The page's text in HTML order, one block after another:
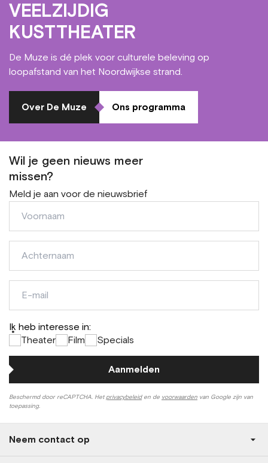
VEELZIJDIG
KUSTTHEATER
De Muze is dé plek voor culturele beleving op
loopafstand van het Noordwijkse strand.
Over De Muze Ons programma
Wil je geen nieuws meer
missen?
Meld je aan voor de nieuwsbrief
Ik heb interesse in:
*
Theater Film Specials
mail
Aanmelden
Beschermd door reCAPTCHA. Het privacybeleiden de voorwaarden van Google zijn van
toepassing.
Neem contact op